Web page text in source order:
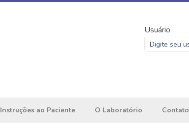
Usuário
Instruções ao Paciente O Laboratório Contato